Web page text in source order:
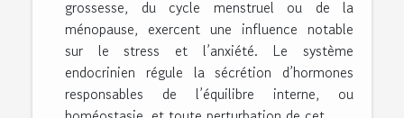
grossesse, du cycle menstruel ou de la
ménopause, exercent une influence notable
sur le stress et l’anxiété. Le système
endocrinien régule la sécrétion d’hormones
responsables de l’équilibre interne, ou